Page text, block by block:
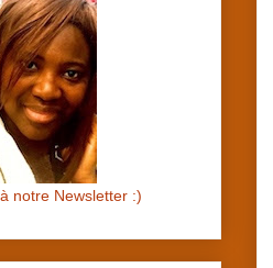
notre Newsletter :)